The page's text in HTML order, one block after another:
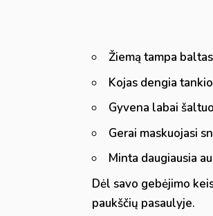
Žiemą tampa
Kojas dengia
Gyvena labai
Gerai maskuojasi
Minta daugiausia
Dėl savo gebėjimo
paukščių pasaulyje.